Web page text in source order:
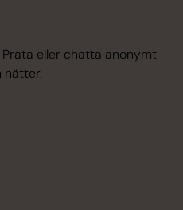
eller chatta anonymt
nätter.